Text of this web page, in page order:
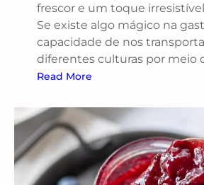
frescor e um toque
Se existe algo mágico na
capacidade de nos
diferentes culturas por meio
Read More